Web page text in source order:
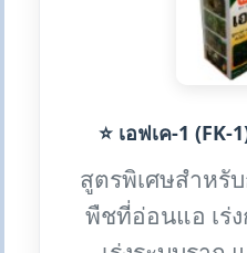
⭐ เอฟเค-1
สูตรพิเศษสำหรั
พืชที่อ่อนแอ เร่